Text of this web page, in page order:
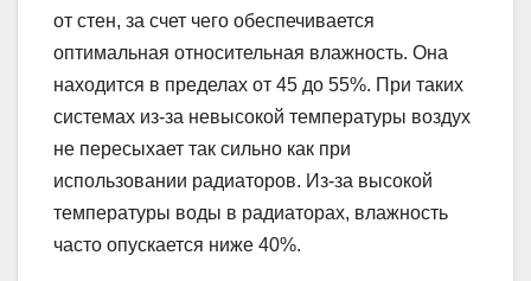
от стен, за счет чего обеспечивается
оптимальная относительная влажность. Она
находится в пределах от 45 до 55%. При таких
системах из-за невысокой температуры воздух
не пересыхает так сильно как при
использовании радиаторов. Из-за высокой
температуры воды в радиаторах, влажность
часто опускается ниже 40%.